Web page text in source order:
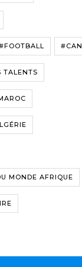
#CAN
TALENTS
MONDE AFRIQUE